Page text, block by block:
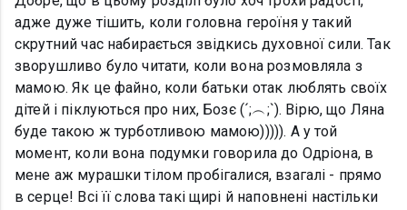
адже дуже тішить, коли головна героїня у такий
скрутний час набирається звідкись духовної сили. Так
зворушливо було читати, коли вона розмовляла з
мамою. Як це файно, коли батьки отак люблять своїх
дітей і піклуються про них, Бозє (´;︵;`). Вірю, що Ляна
буде такою ж турботливою мамою))))). А у той
момент, коли вона подумки говорила до Одріона, в
мене аж мурашки тілом пробігалися, взагалі - прямо
в серце! Всі її слова такі щирі й наповнені настільки